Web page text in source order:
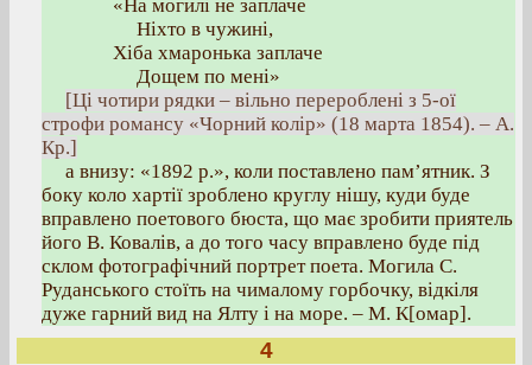
«На могилі не заплаче
Ніхто в чужині,
Хіба хмаронька заплаче
Дощем по мені»
[Ці чотири рядки – вільно перероблені з 5-ої
строфи романсу «Чорний колір» (18 марта 1854). – А.
Кр.]
а внизу: «1892 р.», коли поставлено пам’ятник. З
боку коло хартії зроблено круглу нішу, куди буде
вправлено поетового бюста, що має зробити приятель
його В. Ковалів, а до того часу вправлено буде під
склом фотографічний портрет поета. Могила С.
Руданського стоїть на чималому горбочку, відкіля
дуже гарний вид на Ялту і на море. – М. К[омар].
4